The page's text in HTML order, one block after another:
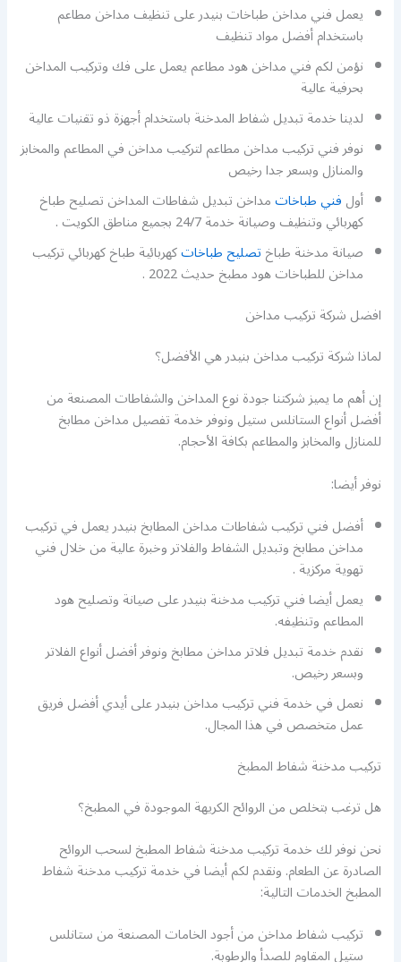
يعمل فني مداخن طباخات بنيدر على تنظيف مداخن مطاعم
باستخدام أفضل مواد تنظيف
نؤمن لكم فني مداخن هود مطاعم يعمل على فك وتركيب المداخن
بحرفية عالية
لدينا خدمة تبديل شفاط المدخنة باستخدام أجهزة ذو تقنيات عالية
نوفر فني تركيب مداخن مطاعم لتركيب مداخن في المطاعم والمخابز
والمنازل وبسعر جدا رخيص
أولفني طباخاتمداخن تبديل شفاطات المداخن تصليح طباخ
كهربائي وتنظيف وصيانة خدمة 24/7 بجميع مناطق الكويت .
صيانة مدخنة طباختصليح طباخاتكهربائية طباخ كهربائي تركيب
مداخن للطباخات هود مطبخ حديث 2022 .
افضل شركة تركيب مداخن
لماذا شركة تركيب مداخن بنيدر هي الأفضل؟
إن أهم ما يميز شركتنا جودة نوع المداخن والشفاطات المصنعة من
أفضل أنواع الستانلس ستيل ونوفر خدمة تفصيل مداخن مطابخ
للمنازل والمخابز والمطاعم بكافة الأحجام.
نوفر أيضا:
أفضل فني تركيب شفاطات مداخن المطابخ بنيدر يعمل في تركيب
مداخن مطابخ وتبديل الشفاط والفلاتر وخبرة عالية من خلال فني
تهوية مركزية .
يعمل أيضا فني تركيب مدخنة بنيدر على صيانة وتصليح هود
المطاعم وتنظيفه.
نقدم خدمة تبديل فلاتر مداخن مطابخ ونوفر أفضل أنواع الفلاتر
وبسعر رخيص.
نعمل في خدمة فني تركيب مداخن بنيدر على أيدي أفضل فريق
عمل متخصص في هذا المجال.
تركيب مدخنة شفاط المطبخ
هل ترغب بتخلص من الروائح الكريهة الموجودة في المطبخ؟
نحن نوفر لك خدمة تركيب مدخنة شفاط المطبخ لسحب الروائح
الصادرة عن الطعام. ونقدم لكم أيضا في خدمة تركيب مدخنة شفاط
المطبخ الخدمات التالية:
تركيب شفاط مداخن من أجود الخامات المصنعة من ستانلس